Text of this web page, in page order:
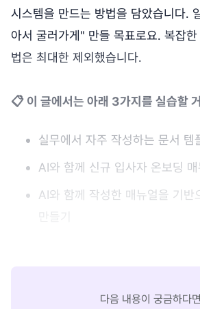
시스템을 만드는 방법을 담았습니다.
아서 굴러가게" 만들 목표로요. 복잡
법은 최대한 제외했습니다.
📋 이 글에서는 아래 3가지를 실습할
실무에서 자주 작성하는 문서 템
AI와 함께 신규 입사자 온보딩 매
AI와 함께 작성한 매뉴얼을 기반
다음 내용이 궁금하다